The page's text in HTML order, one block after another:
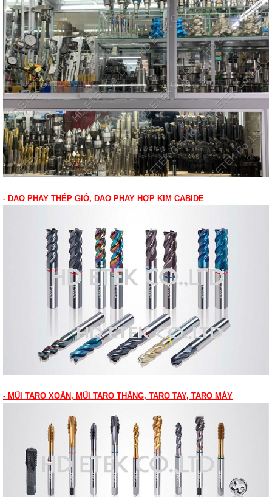
- DAO PHAY THÉP GIÓ, DAO PHAY HỢP KIM CABIDE
- MŨI TARO XOẮN, MŨI TARO THẲNG, TARO TAY, TARO MÁY